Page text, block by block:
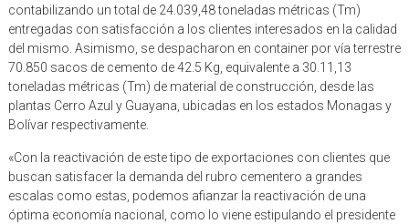
contabilizando un total de 24.039,48 toneladas métricas (Tm)
entregadas con satisfacción a los clientes interesados en la calidad
del mismo. Asimismo, se despacharon en container por vía terrestre
70.850 sacos de cemento de 42.5 Kg, equivalente a 30.11,13
toneladas métricas (Tm) de material de construcción, desde las
plantas Cerro Azul y Guayana, ubicadas en los estados Monagas y
Bolívar respectivamente.
«Con la reactivación de este tipo de exportaciones con clientes que
buscan satisfacer la demanda del rubro cementero a grandes
escalas como estas, podemos afianzar la reactivación de una
óptima economía nacional, como lo viene estipulando el presidente